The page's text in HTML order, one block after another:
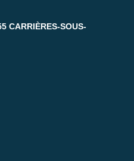
CARRIÈRES-SOUS-